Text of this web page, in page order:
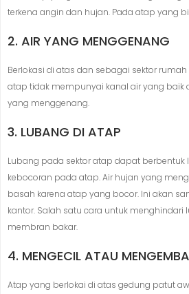
terkena angin dan hujan. Pada atap yang
2. AIR YANG MENGGENANG
Berlokasi di atas dan sebagai sektor
atap tidak mempunyai kanal air yang
yang menggenang.
3. LUBANG DI ATAP
Lubang pada sektor atap dapat
kebocoran pada atap. Air hujan yang
basah karena atap yang bocor. Ini akan
kantor. Salah satu cara untuk
membran bakar.
4. MENGECIL ATAU
Atap yang berlokai di atas gedung patut